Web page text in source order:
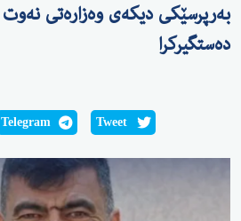
بەرپرسێكی دیكەی وەزارەتی نەوت
دەستگیركرا
Tweet
Telegram